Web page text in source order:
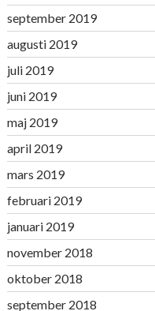
september 2019
augusti 2019
juli 2019
juni 2019
maj 2019
april 2019
mars 2019
februari 2019
januari 2019
november 2018
oktober 2018
september 2018